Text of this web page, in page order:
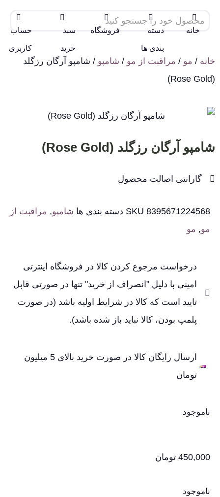
خانه دسته
بندی ها
فروشگاه سبد
خرید
حساب
کاربری
خانه / مو / مراقبت از مو / شامپو / شامپو آرگان رزگلد
(Rose Gold)
شامپو آرگان رزگلد (Rose Gold)
گارانتی اصالت محصول
SKU 8395671224568 دسته بندی ها شامپو, مراقبت از
مو, مو
درخواست مرجوع کردن کالا در فروشگاه اینترتی
امینی با دلیل "انصراف از خرید" تنها در صورتی قابل
تایید است که کالا در شرایط اولیه باشد (در صورت
پلمپ بودن، کالا نباید باز شده باشد).
ارسال رایگان کالا در صورت خرید بالای 5 میلیون
تومان
ناموجود
450,000 تومان
ناموجود